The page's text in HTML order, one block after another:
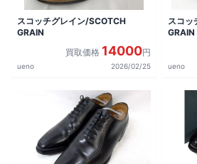
スコッチグレイン/SCOTCH
GRAIN
買取価格 14000円
ueno 2026/02/25
スコッ
GRAIN
ueno